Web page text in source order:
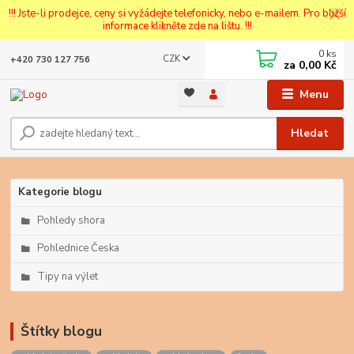
!!! Jste-li prodejce, ceny si vyžádejte telefonicky, nebo e-mailem. Pro bližší
informace klikněte zde na lištu. !!!
Menu
CZK
Hledat
+420 730 127 756 0 ks
za 0,00 Kč
Kategorie blogu
Pohledy shora
Pohlednice Česka
Tipy na výlet
Štítky blogu